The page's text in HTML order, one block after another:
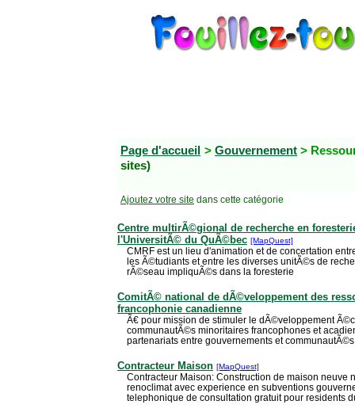
Page d'accueil > Gouvernement >
sites)
Ajoutez votre site dans cette catégorie
Centre multirÃ©gional de recherche en
l'UniversitÃ© du QuÃ©bec [MapQuest]
CMRF est un lieu d'animation et de concertation
les Ã©tudiants et entre les diverses unitÃ©s de
rÃ©seau impliquÃ©s dans la foresterie
ComitÃ© national de dÃ©veloppement des
francophonie canadienne
Ã€ pour mission de stimuler le dÃ©veloppement
communautÃ©s minoritaires francophones et
partenariats entre gouvernements et
Contracteur Maison [MapQuest]
Contracteur Maison: Construction de maison neuve
renoclimat avec experience en subventions
telephonique de consultation gratuit pour residents